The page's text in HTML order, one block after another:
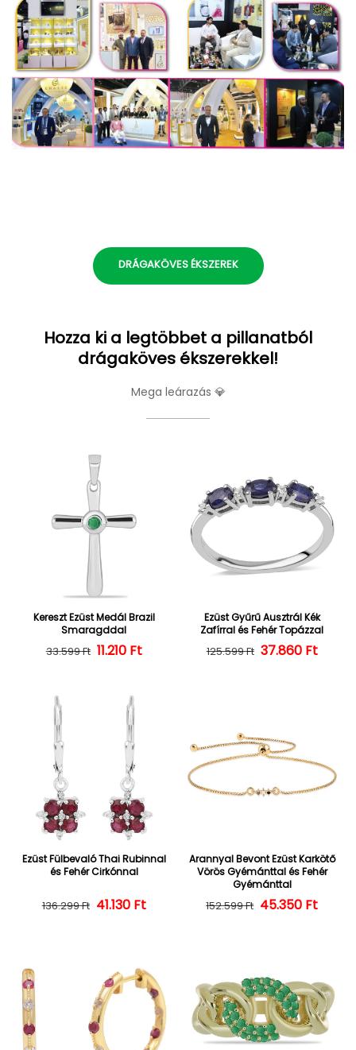
DRÁGAKÖVES ÉKSZEREK
Hozza ki a legtöbbet a pillanatból
drágaköves ékszerekkel!
Mega leárazás 💎
Kereszt Ezüst Medál Brazil
Smaragddal
Normál ár
33.599 Ft Kedvezményes ár
11.210 Ft
Ezüst Gyűrű Ausztrál Kék
Zafírral és Fehér Topázzal
Normál ár
125.599 Ft 37.860 Ft
Ezüst Fülbevaló Thai Rubinnal
és Fehér Cirkónnal
Normál ár
136.299 Ft Kedvezményes ár
41.130 Ft
Arannyal Bevont Ezüst Karkötő
Vörös Gyémánttal és Fehér
Gyémánttal
Normál ár
152.599 Ft 45.350 Ft